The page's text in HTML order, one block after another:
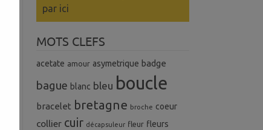
par ici
MOTS CLEFS
acetate amour asymetrique badge
bague blanc bleu boucle
bracelet bretagne broche coeur
collier cuir décapsuleur fleur fleurs